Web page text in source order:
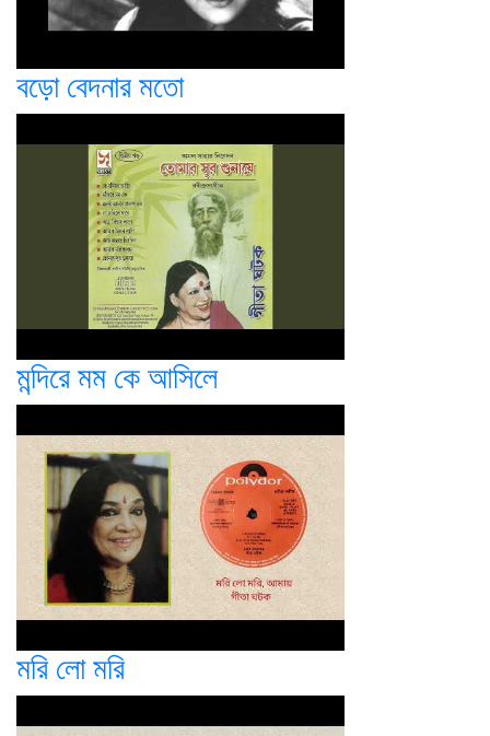
বড়ো বেদনার মতো
মন্দিরে মম কে আসিলে
মরি লো মরি